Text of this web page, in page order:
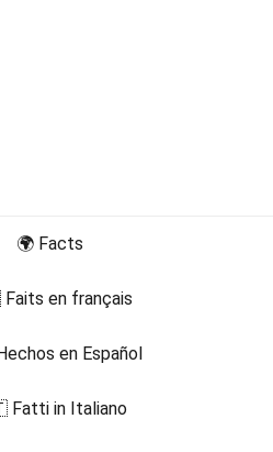
🌍 Facts
en français
en Español
in Italiano